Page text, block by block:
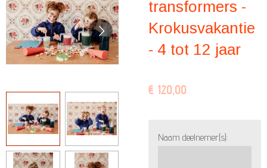
transformers -
Krokusvakantie
- 4 tot 12 jaar
€ 120,00
Naam deelnemer(s):